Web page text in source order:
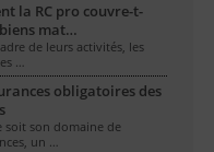
la RC pro couvre-t-
mat…
de leurs activités, les
…
obligatoires des
soit son domaine de
un …